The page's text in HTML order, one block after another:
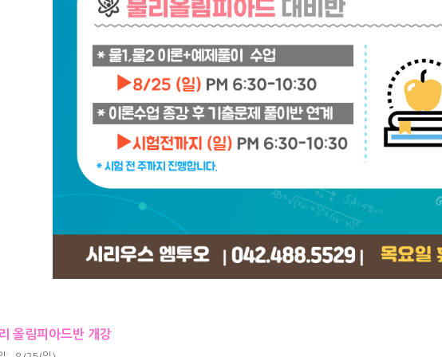
올림피아드반 개강